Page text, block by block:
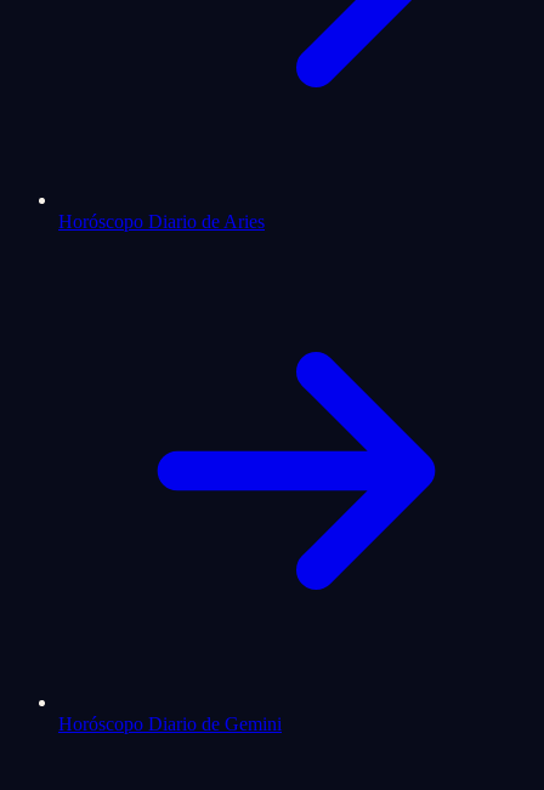
Horóscopo Diario de Aries
Horóscopo Diario de Gemini